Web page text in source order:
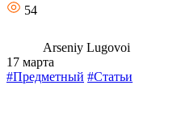
54
Arseniy Lugovoi
17 марта
#Предметный #Статьи